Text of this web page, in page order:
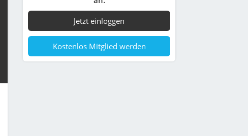
Jetzt einloggen
Kostenlos Mitglied werden